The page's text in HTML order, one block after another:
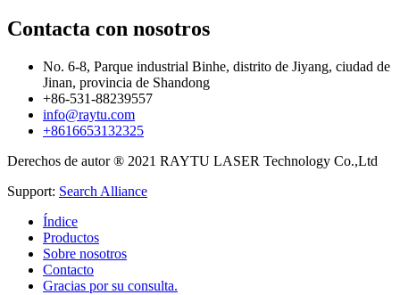
Contacta con nosotros
No. 6-8, Parque industrial Binhe, distrito de Jiyang, ciudad de
Jinan, provincia de Shandong
+86-531-88239557
info@raytu.com
+8616653132325
Derechos de autor ® 2021 RAYTU LASER Technology Co.,Ltd
Support: Search Alliance
Índice
Productos
Sobre nosotros
Contacto
Gracias por su consulta.